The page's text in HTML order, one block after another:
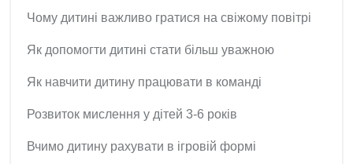
Чому дитині важливо гратися на свіжому повітрі
Як допомогти дитині стати більш уважною
Як навчити дитину працювати в команді
Розвиток мислення у дітей 3-6 років
Вчимо дитину рахувати в ігровій формі